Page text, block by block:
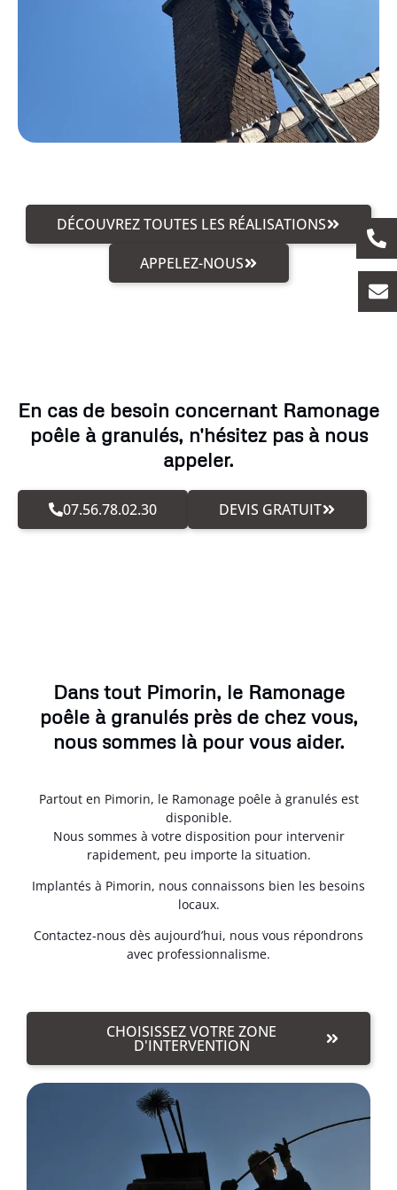
DÉCOUVREZ TOUTES LES RÉALISATIONS
APPELEZ-NOUS
En cas de besoin concernant Ramonage
poêle à granulés, n'hésitez pas à nous
appeler.
07.56.78.02.30 DEVIS GRATUIT
Dans tout Pimorin, le Ramonage
poêle à granulés près de chez vous,
nous sommes là pour vous aider.
Partout en Pimorin, le Ramonage poêle à granulés est
disponible.
Nous sommes à votre disposition pour intervenir
rapidement, peu importe la situation.
Implantés à Pimorin, nous connaissons bien les besoins
locaux.
Contactez-nous dès aujourd’hui, nous vous répondrons
avec professionnalisme.
CHOISISSEZ VOTRE ZONE
D'INTERVENTION